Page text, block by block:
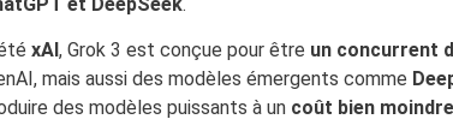
xAI, Grok 3 est conçue pour être un concurrent
mais aussi des modèles émergents comme
des modèles puissants à un coût bien